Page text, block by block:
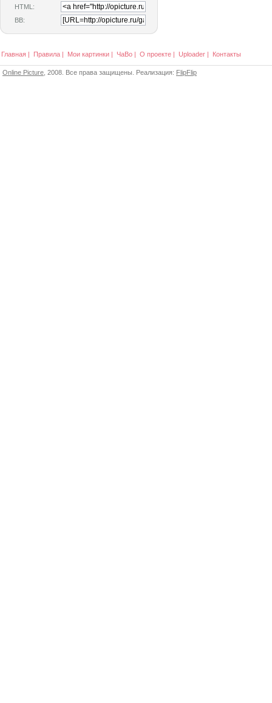
HTML:
BB:
Главная | Правила | Мои картинки | ЧаВо | О проекте | Uploader | Контакты
Online Picture , 2008. Все права защищены. Реализация: FlipFlip